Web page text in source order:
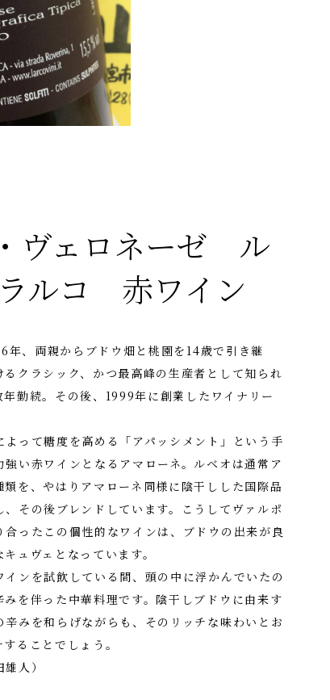
ヴェロネーゼ ル
ルコ 赤ワイン
年、両親からブドウ畑と桃園を14歳で引き継
クラシック、かつ最高峰の生産者として知られ
勤続。その後、1999年に創業したワイナリー
って糖度を高める「アパッシメント」という手
い赤ワインとなるアマローネ。ルベオは通常ア
を、やはりアマローネ同様に陰干しした国際品
その後ブレンドしています。こうしてヴァルポ
ったこの個性的なワインは、ブドウの出来が良
ュヴェとなっています。
ンを試飲している間、頭の中に浮かんでいたの
を伴った中華料理です。陰干しブドウに由来す
みを和らげながらも、そのリッチな味わいとお
チすることでしょう。
人）